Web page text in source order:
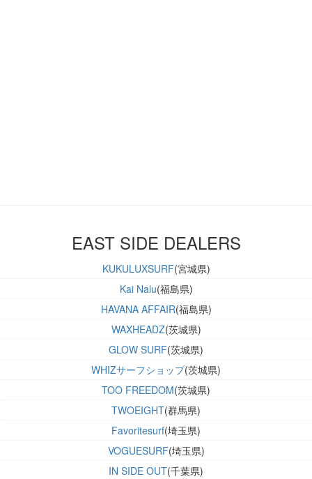
EAST SIDE DEALERS
KUKULUXSURF(宮城県)
Kai Nalu(福島県)
HAVANA AFFAIR(福島県)
WAXHEADZ(茨城県)
GLOW SURF(茨城県)
WHIZサーフショップ(茨城県)
TOO FREEDOM(茨城県)
TWOEIGHT(群馬県)
Favoritesurf(埼玉県)
VOGUESURF(埼玉県)
IN SIDE OUT(千葉県)